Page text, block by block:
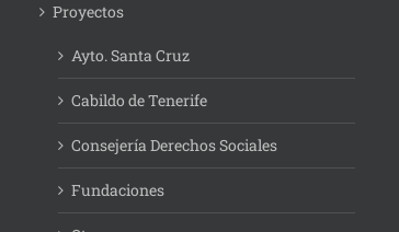
Proyectos
Ayto. Santa Cruz
Cabildo de Tenerife
Consejería Derechos Sociales
Fundaciones